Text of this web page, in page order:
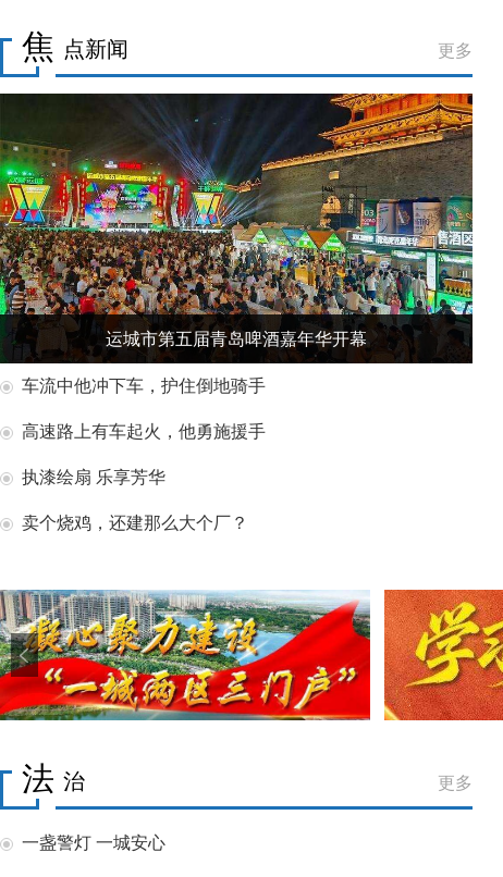
焦 点新闻 更多
运城市第五届青岛啤酒嘉年华开幕
车流中他冲下车，护住倒地骑手
高速路上有车起火，他勇施援手
执漆绘扇 乐享芳华
卖个烧鸡，还建那么大个厂？
法 治 更多
一盏警灯 一城安心